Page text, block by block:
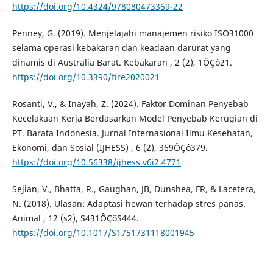
https://doi.org/10.4324/978080473369-22
Penney, G. (2019). Menjelajahi manajemen risiko ISO31000
selama operasi kebakaran dan keadaan darurat yang
dinamis di Australia Barat. Kebakaran , 2 (2), 1ÔÇô21.
https://doi.org/10.3390/fire2020021
Rosanti, V., & Inayah, Z. (2024). Faktor Dominan Penyebab
Kecelakaan Kerja Berdasarkan Model Penyebab Kerugian di
PT. Barata Indonesia. Jurnal Internasional Ilmu Kesehatan,
Ekonomi, dan Sosial (IJHESS) , 6 (2), 369ÔÇô379.
https://doi.org/10.56338/ijhess.v6i2.4771
Sejian, V., Bhatta, R., Gaughan, JB, Dunshea, FR, & Lacetera,
N. (2018). Ulasan: Adaptasi hewan terhadap stres panas.
Animal , 12 (s2), S431ÔÇôS444.
https://doi.org/10.1017/S1751731118001945